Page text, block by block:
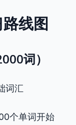
线图
词）
词汇
个单词开始